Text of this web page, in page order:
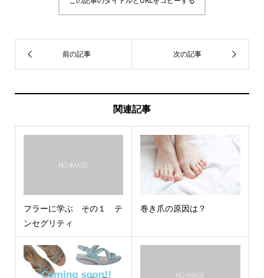
関連記事
フラーに学ぶ その１ テ
ンセグリティ
巻き爪の原因は？